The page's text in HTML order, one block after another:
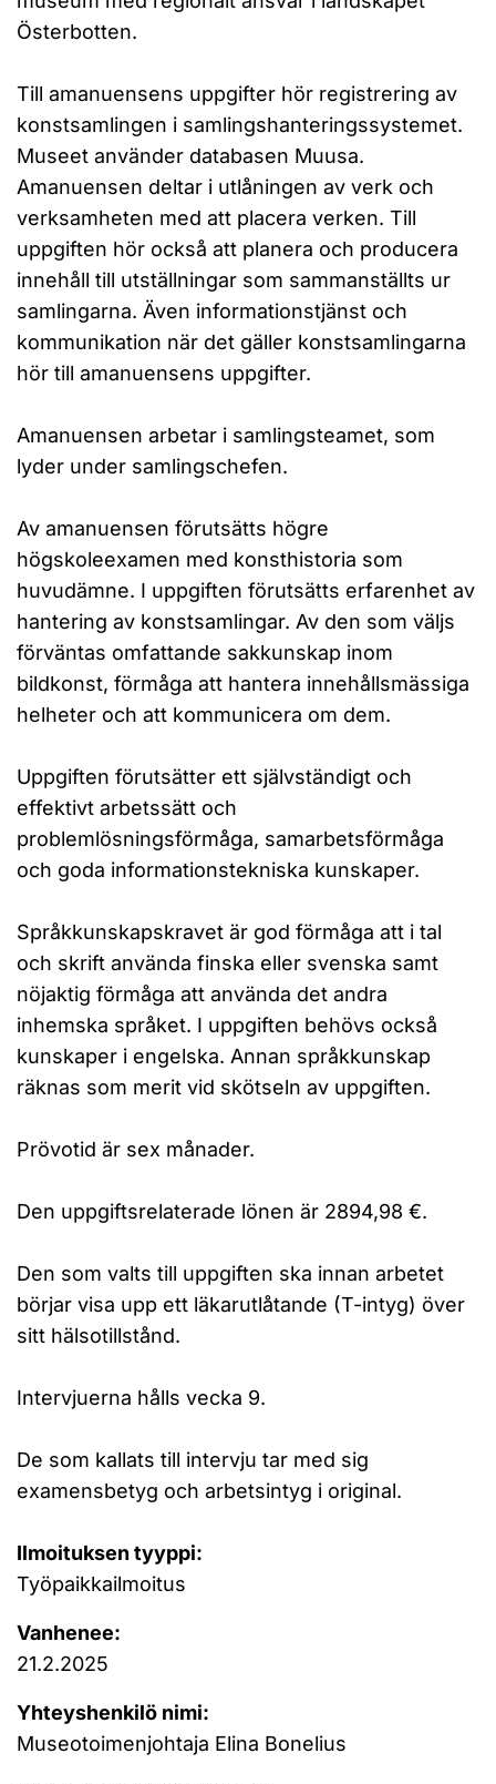
Österbotten.
Till amanuensens uppgifter hör registrering av
konstsamlingen i samlingshanteringssystemet.
Museet använder databasen Muusa.
Amanuensen deltar i utlåningen av verk och
verksamheten med att placera verken. Till
uppgiften hör också att planera och producera
innehåll till utställningar som sammanställts ur
samlingarna. Även informationstjänst och
kommunikation när det gäller konstsamlingarna
hör till amanuensens uppgifter.
Amanuensen arbetar i samlingsteamet, som
lyder under samlingschefen.
Av amanuensen förutsätts högre
högskoleexamen med konsthistoria som
huvudämne. I uppgiften förutsätts erfarenhet av
hantering av konstsamlingar. Av den som väljs
förväntas omfattande sakkunskap inom
bildkonst, förmåga att hantera innehållsmässiga
helheter och att kommunicera om dem.
Uppgiften förutsätter ett självständigt och
effektivt arbetssätt och
problemlösningsförmåga, samarbetsförmåga
och goda informationstekniska kunskaper.
Språkkunskapskravet är god förmåga att i tal
och skrift använda finska eller svenska samt
nöjaktig förmåga att använda det andra
inhemska språket. I uppgiften behövs också
kunskaper i engelska. Annan språkkunskap
räknas som merit vid skötseln av uppgiften.
Prövotid är sex månader.
Den uppgiftsrelaterade lönen är 2894,98 €.
Den som valts till uppgiften ska innan arbetet
börjar visa upp ett läkarutlåtande (T-intyg) över
sitt hälsotillstånd.
Intervjuerna hålls vecka 9.
De som kallats till intervju tar med sig
examensbetyg och arbetsintyg i original.
Ilmoituksen tyyppi:
Työpaikkailmoitus
Vanhenee:
21.2.2025
Yhteyshenkilö nimi:
Museotoimenjohtaja Elina Bonelius